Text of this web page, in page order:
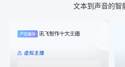
文本到声音的智
AI配音